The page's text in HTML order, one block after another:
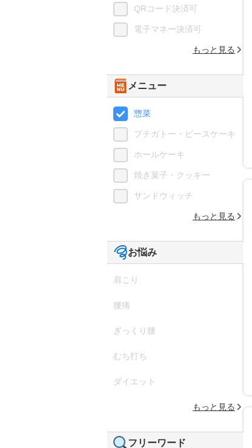
QRコード決済可
電子マネー決済可
もっと見る
メニュー
惣菜
プチガトー・ピースケーキ
ホールケーキ
焼き菓子・クッキー
サンドウィッチ
もっと見る
お悩み
肩こり
腰痛
ぎっくり腰
むち打ち
ダイエット
もっと見る
フリーワード